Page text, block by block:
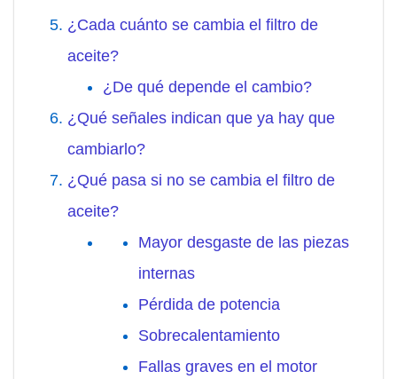
¿Cada cuánto se cambia el filtro de
aceite?
¿De qué depende el cambio?
¿Qué señales indican que ya hay que
cambiarlo?
¿Qué pasa si no se cambia el filtro de
aceite?
Mayor desgaste de las piezas
internas
Pérdida de potencia
Sobrecalentamiento
Fallas graves en el motor